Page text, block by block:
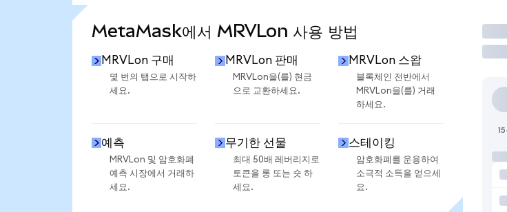
MetaMask에서 MRVLon 사용 방법
MRVLon 구매
몇 번의 탭으로 시작하
세요.
MRVLon 판매
MRVLon을(를) 현금
으로 교환하세요.
MRVLon 스왑
블록체인 전반에서
MRVLon을(를) 거래
하세요.
예측
MRVLon 및 암호화폐
예측 시장에서 거래하
세요.
무기한 선물
최대 50배 레버리지로
토큰을 롱 또는 숏 하
세요.
스테이킹
암호화폐를 운용하여
소극적 소득을 얻으세
요.
거